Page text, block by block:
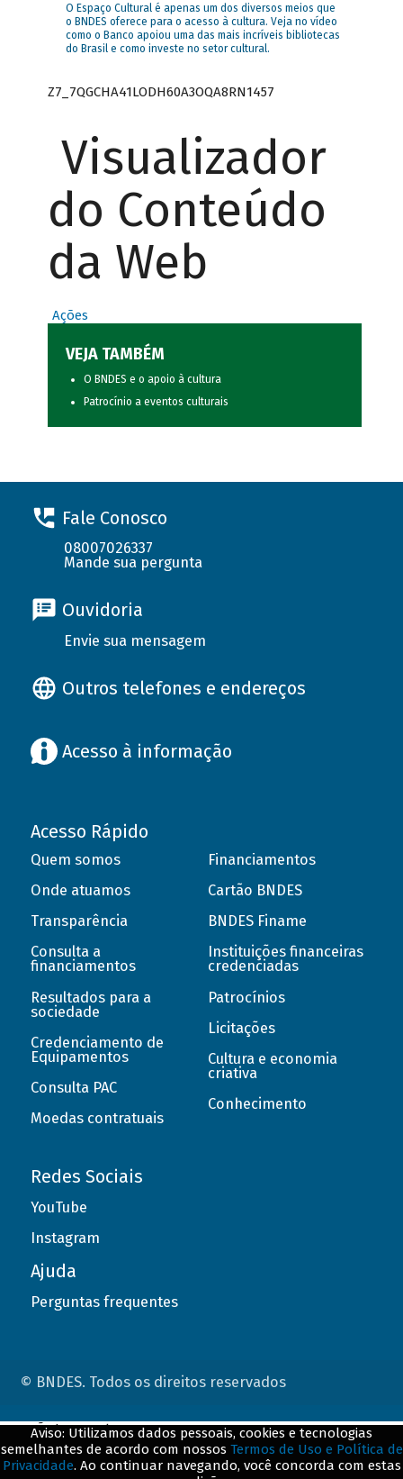
O Espaço Cultural é apenas um dos diversos meios que
o BNDES oferece para o acesso à cultura. Veja no vídeo
como o Banco apoiou uma das mais incríveis bibliotecas
do Brasil e como investe no setor cultural.
Z7_7QGCHA41LODH60A3OQA8RN1457
Visualizador
do Conteúdo
da Web
Ações
VEJA TAMBÉM
O BNDES e o apoio à cultura
Patrocínio a eventos culturais
Fale Conosco
08007026337
Mande sua pergunta
Ouvidoria
Envie sua mensagem
Outros telefones e endereços
Acesso à informação
Acesso Rápido
Quem somos
Onde atuamos
Transparência
Consulta a
financiamentos
Resultados para a
sociedade
Credenciamento de
Equipamentos
Consulta PAC
Moedas contratuais
Financiamentos
Cartão BNDES
BNDES Finame
Instituições financeiras
credenciadas
Patrocínios
Licitações
Cultura e economia
criativa
Conhecimento
Redes Sociais
YouTube
Instagram
Ajuda
Perguntas frequentes
© BNDES. Todos os direitos reservados
Aviso: Utilizamos dados pessoais, cookies e tecnologias
semelhantes de acordo com nossos Termos de Uso e Política de
Privacidade. Ao continuar navegando, você concorda com estas
ConteÃºdo complementar
${title}${badge}